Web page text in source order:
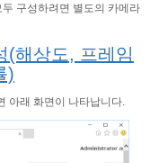
구성하려면 별도의 카메라
(해상도, 프레임
)
아래 화면이 나타납니다.